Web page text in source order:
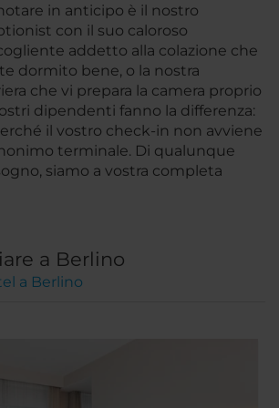
in anticipo è il nostro
con il suo caloroso
addetto alla colazione che
dormito bene, o la nostra
che vi prepara la camera proprio
dipendenti fanno la differenza:
il vostro check-in non avviene
terminale. Di qualunque
siamo a vostra completa
a Berlino
a Berlino